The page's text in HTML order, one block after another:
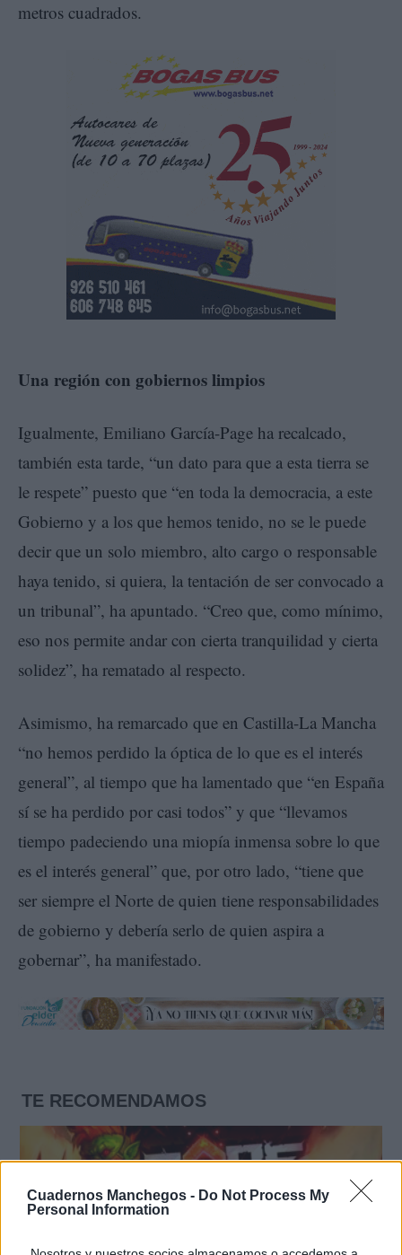
Cuadernos Manchegos - Do Not Process My
Personal Information
metros cuadrados.
Una región con gobiernos limpios
Igualmente, Emiliano García-Page ha recalcado,
también esta tarde, “un dato para que a esta tierra se
le respete” puesto que “en toda la democracia, a este
Gobierno y a los que hemos tenido, no se le puede
decir que un solo miembro, alto cargo o responsable
haya tenido, si quiera, la tentación de ser convocado a
un tribunal”, ha apuntado. “Creo que, como mínimo,
eso nos permite andar con cierta tranquilidad y cierta
solidez”, ha rematado al respecto.
Asimismo, ha remarcado que en Castilla-La Mancha
“no hemos perdido la óptica de lo que es el interés
general”, al tiempo que ha lamentado que “en España
sí se ha perdido por casi todos” y que “llevamos
tiempo padeciendo una miopía inmensa sobre lo que
es el interés general” que, por otro lado, “tiene que
ser siempre el Norte de quien tiene responsabilidades
de gobierno y debería serlo de quien aspira a
gobernar”, ha manifestado.
TE RECOMENDAMOS